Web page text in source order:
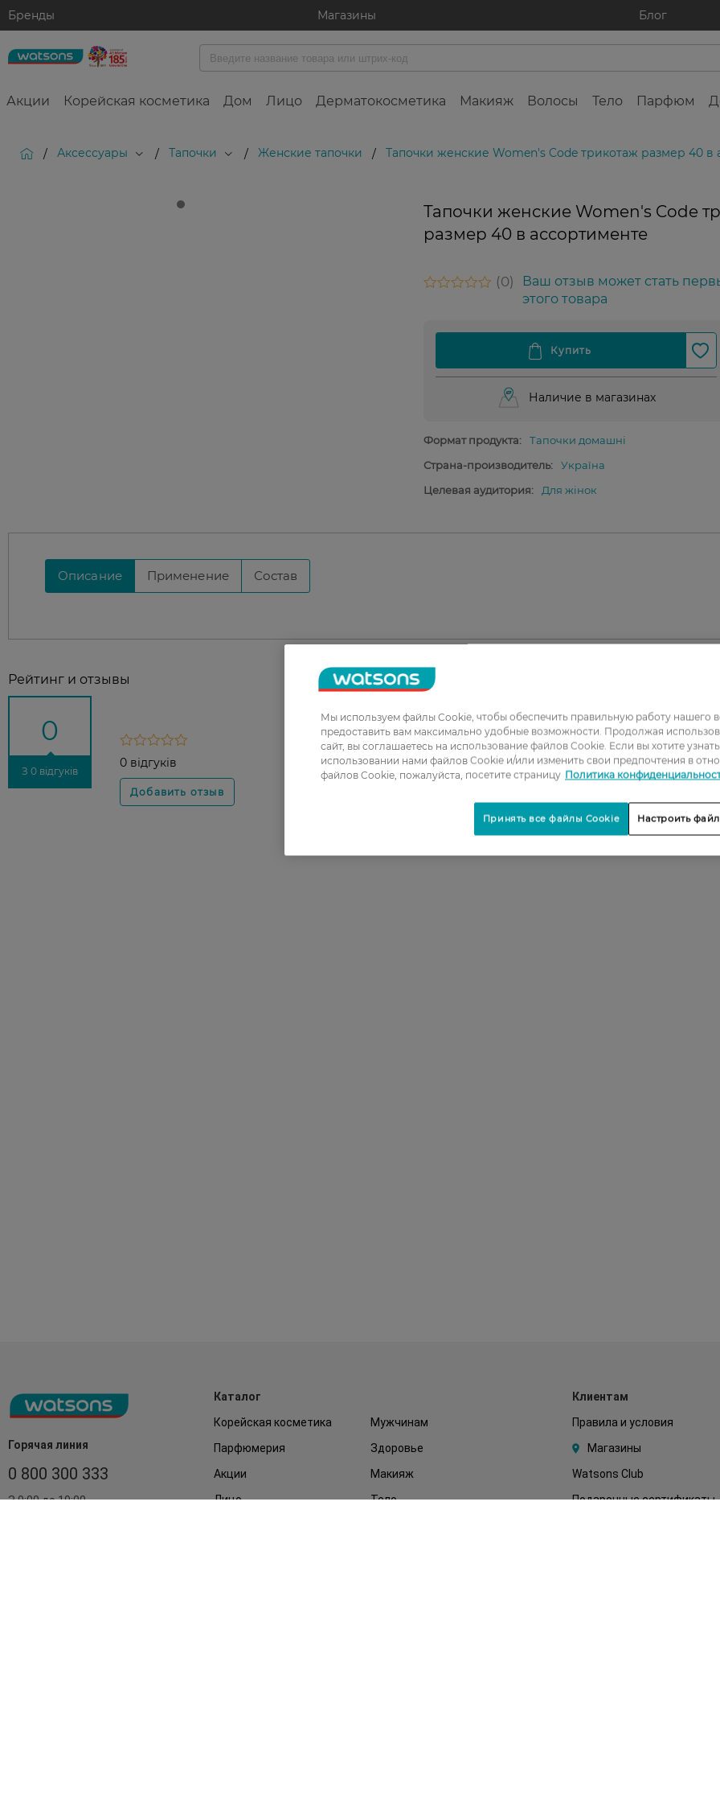
Бренды Магазины Блог
Акции Корейская косметика Дом Лицо Дерматокосметика Макияж Волосы Тело Парфюм
/ Аксессуары / Тапочки / Женские тапочки / Тапочки женские Women's Code трикотаж размер 40 в
Тапочки женские Women's Code
размер 40 в ассортименте
0
Ваш отзыв может стать
этого товара
Наличие в магазинах
Формат продукта:
Тапочки домашні
Страна-производитель:
Україна
Целевая аудитория:
Для жінок
Описание Применение Состав
Рейтинг и отзывы
0
З 0 відгуків
0 відгуків
1
2
3
Горячая линия
0 800 300 333
З 9:00 до 19:00
Каталог
Корейская косметика
Мужчинам
Парфюмерия
Здоровье
Акции
Макияж
Лицо
Тело
Клиентам
Правила и условия
Магазины
Watsons Club
Подарочные сертификаты
Мы используем файлы Cookie, чтобы обеспечить правильную работу нашего
предоставить вам максимально удобные возможности. Продолжая
сайт, вы соглашаетесь на использование файлов Cookie. Если вы хотите
использовании нами файлов Cookie и/или изменить свои предпочтения в
файлов Cookie, пожалуйста, посетите страницу Политика
Настроить
Принять все файлы Cookie